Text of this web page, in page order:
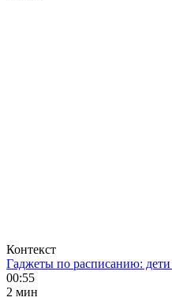
Контекст
Гаджеты по расписанию:
00:55
2 мин